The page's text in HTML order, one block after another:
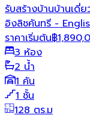
รับสร้างบ้านบ้านเดี่ย
อิงลิชคันทรี -
ราคาเริ่มต้น฿
3 ห้อง
2 น้ำ
1 คัน
1 ชั้น
128 ตร.ม